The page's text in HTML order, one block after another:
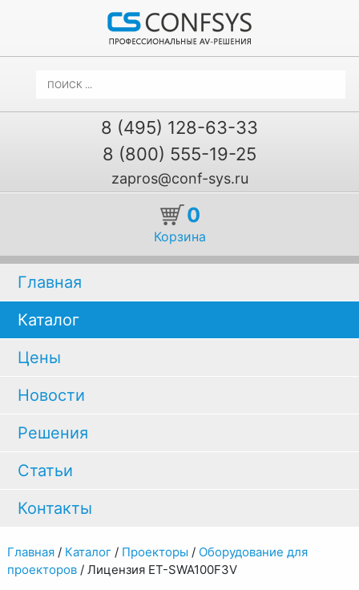
8 (495) 128-63-33
8 (800) 555-19-25
zapros@conf-sys.ru
0
Корзина
Главная
Каталог
Цены
Новости
Решения
Статьи
Контакты
Главная/ Каталог/ Проекторы / Оборудование для
проекторов/ Лицензия ET-SWA100F3V